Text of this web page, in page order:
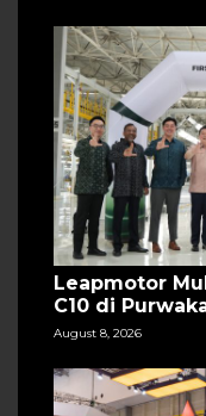
Leapmotor
C10 di
August 8, 2026